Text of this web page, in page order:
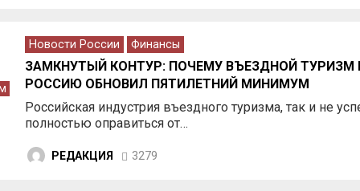
Новости России Финансы
ЗАМКНУТЫЙ КОНТУР: ПОЧЕМУ ВЪЕЗДНОЙ ТУРИЗМ
РОССИЮ ОБНОВИЛ ПЯТИЛЕТНИЙ МИНИМУМ
Российская индустрия въездного туризма, так и не
полностью оправиться от…
РЕДАКЦИЯ 3279